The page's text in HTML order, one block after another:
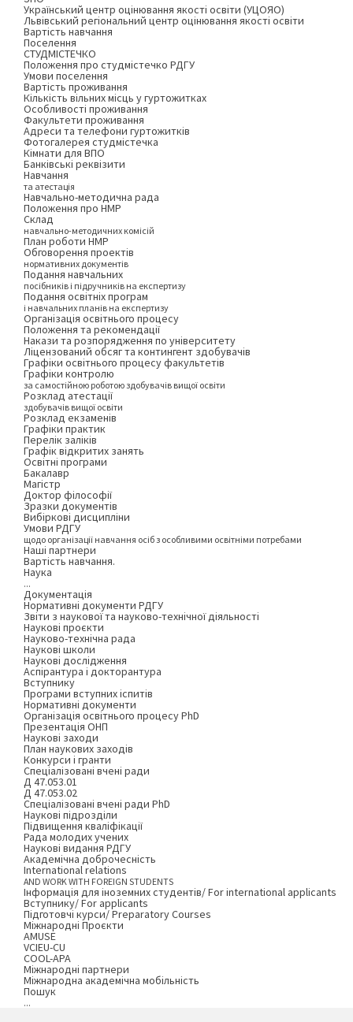
Український центр оцінювання якості освіти (УЦОЯО)
Львівський регіональний центр оцінювання якості освіти
Вартість навчання
Поселення
СТУДМІСТЕЧКО
Положення про студмістечко РДГУ
Умови поселення
Вартість проживання
Кількість вільних місць у гуртожитках
Особливості проживання
Факультети проживання
Адреси та телефони гуртожитків
Фотогалерея студмістечка
Кімнати для ВПО
Банківські реквізити
Навчання
та атестація
Навчально-методична рада
Положення про НМР
Склад
навчально-методичних комісій
План роботи НМР
Обговорення проектів
нормативних документів
Подання навчальних
посібників і підручників на експертизу
Подання освітніх програм
і навчальних планів на експертизу
Організація освітнього процесу
Положення та рекомендації
Накази та розпорядження по університету
Ліцензований обсяг та контингент здобувачів
Графіки освітнього процесу факультетів
Графіки контролю
за самостійною роботою здобувачів вищої освіти
Розклад атестації
здобувачів вищої освіти
Розклад екзаменів
Графіки практик
Перелік заліків
Графік відкритих занять
Освітні програми
Бакалавр
Магістр
Доктор філософії
Зразки документів
Вибіркові дисципліни
Умови РДГУ
щодо організації навчання осіб з особливими освітніми потребами
Наші партнери
Вартість навчання.
Наука
...
Документація
Нормативні документи РДГУ
Звіти з наукової та науково-технічної діяльності
Наукові проєкти
Науково-технічна рада
Наукові школи
Наукові дослідження
Аспірантура і докторантура
Вступнику
Програми вступних іспитів
Нормативні документи
Організація освітнього процесу PhD
Презентація ОНП
Наукові заходи
План наукових заходів
Конкурси і гранти
Спеціалізовані вчені ради
Д 47.053.01
Д 47.053.02
Спеціалізовані вчені ради PhD
Наукові підрозділи
Підвищення кваліфікації
Рада молодих учених
Наукові видання РДГУ
Академічна доброчесність
International relations
AND WORK WITH FOREIGN STUDENTS
Інформація для іноземних студентів/ For international applicants
Вступнику/ For applicants
Підготовчі курси/ Preparatory Courses
Міжнародні Проєкти
AMUSE
VCIEU-CU
COOL-APA
Міжнародні партнери
Міжнародна академічна мобільність
Пошук
...